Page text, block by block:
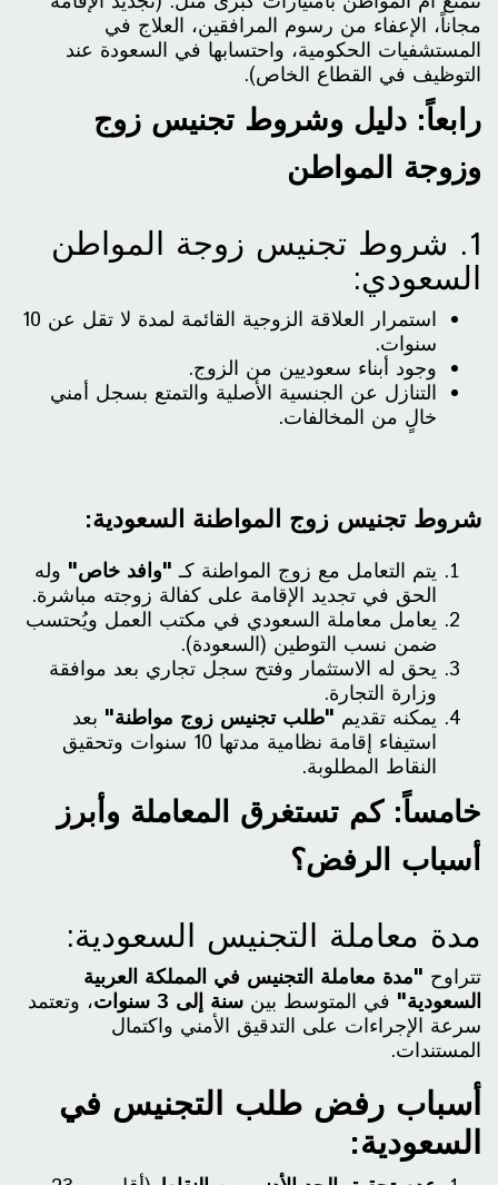
مجاناً، الإعفاء من رسوم المرافقين، العلاج في
المستشفيات الحكومية، واحتسابها في السعودة عند
التوظيف في القطاع الخاص).
رابعاً: دليل وشروط تجنيس زوج
وزوجة المواطن
1. شروط تجنيس زوجة المواطن
السعودي:
استمرار العلاقة الزوجية القائمة لمدة لا تقل عن 10
سنوات.
وجود أبناء سعوديين من الزوج.
التنازل عن الجنسية الأصلية والتمتع بسجل أمني
خالٍ من المخالفات.
شروط تجنيس زوج المواطنة السعودية:
يتم التعامل مع زوج المواطنة كـ "وافد خاص" وله
الحق في تجديد الإقامة على كفالة زوجته مباشرة.
يعامل معاملة السعودي في مكتب العمل ويُحتسب
ضمن نسب التوطين (السعودة).
يحق له الاستثمار وفتح سجل تجاري بعد موافقة
وزارة التجارة.
يمكنه تقديم "طلب تجنيس زوج مواطنة" بعد
استيفاء إقامة نظامية مدتها 10 سنوات وتحقيق
النقاط المطلوبة.
خامساً: كم تستغرق المعاملة وأبرز
أسباب الرفض؟
مدة معاملة التجنيس السعودية:
تتراوح "مدة معاملة التجنيس في المملكة العربية
السعودية" في المتوسط بين سنة إلى 3 سنوات
، وتعتمد
سرعة الإجراءات على التدقيق الأمني واكتمال
المستندات.
أسباب رفض طلب التجنيس في
السعودية: